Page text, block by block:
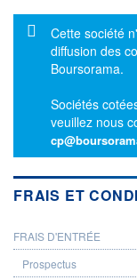
Message
Cette société
diffusion des
Boursorama.
Sociétés
veuillez nous
FRAIS ET
PROSPECTUS
FRAIS D'ENTRÉE